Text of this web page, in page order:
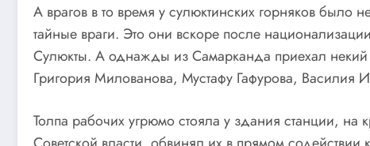
А врагов в то время у сулюктинских горняков
тайные враги. Это они вскоре после
Сулюкты. А однажды из Самарканда приехал некий
Григория Милованова, Мустафу Гафурова, Василия
Толпа рабочих угрюмо стояла у здания станции,